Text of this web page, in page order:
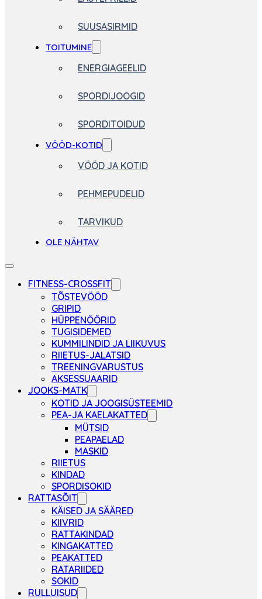
SUUSASIRMID
TOITUMINE
ENERGIAGEELID
SPORDIJOOGID
SPORDITOIDUD
VÖÖD-KOTID
VÖÖD JA KOTID
PEHMEPUDELID
TARVIKUD
OLE NÄHTAV
FITNESS-CROSSFIT
TÕSTEVÖÖD
GRIPID
HÜPPENÖÖRID
TUGISIDEMED
KUMMILINDID JA LIIKUVUS
RIIETUS-JALATSID
TREENINGVARUSTUS
AKSESSUAARID
JOOKS-MATK
KOTID JA JOOGISÜSTEEMID
PEA-JA KAELAKATTED
MÜTSID
PEAPAELAD
MASKID
RIIETUS
KINDAD
SPORDISOKID
RATTASÕIT
KÄISED JA SÄÄRED
KIIVRID
RATTAKINDAD
KINGAKATTED
PEAKATTED
RATARIIDED
SOKID
RULLUISUD